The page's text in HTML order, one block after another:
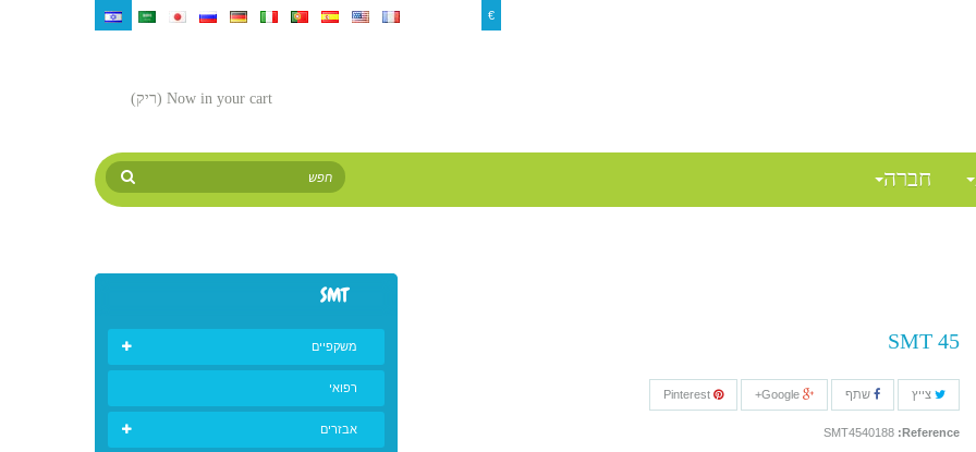
€
Now in your cart (ריק)
חברה
SMT 45
צייץ שתף Google+
Pinterest
Reference:
SMT4540188
SMT
משקפיים
רפואי
אבזרים